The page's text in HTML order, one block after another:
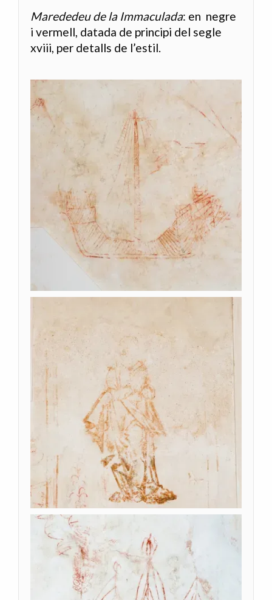
Marededeu de la Immaculada: en negre
i vermell, datada de principi del segle
xviii, per detalls de l’estil.